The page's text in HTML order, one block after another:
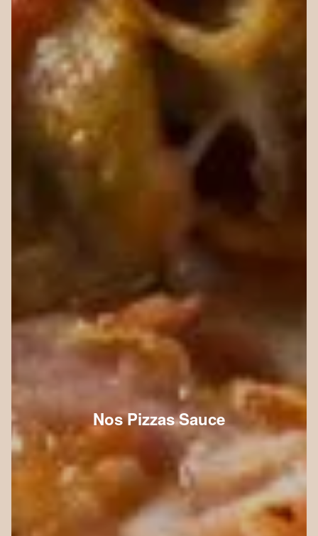
Nos Pizzas Sauce